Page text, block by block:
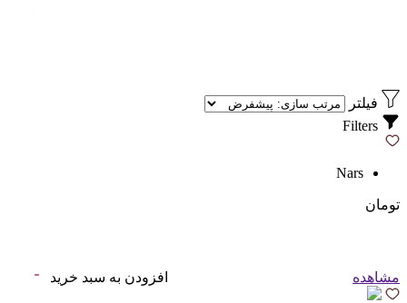
فیلتر
Nars
تومان
مشاهده افزودن به سبد خرید